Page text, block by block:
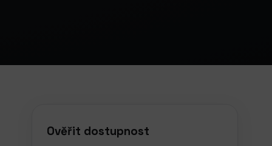
Ověřit dostupnost